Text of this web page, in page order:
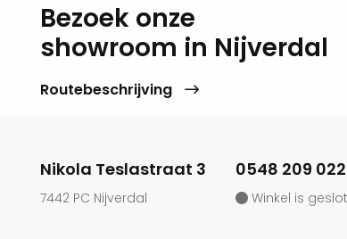
Bezoek onze
showroom in Nijverdal
Routebeschrijving
Nikola Teslastraat 3
7442 PC Nijverdal
0548 209 022
Winkel is